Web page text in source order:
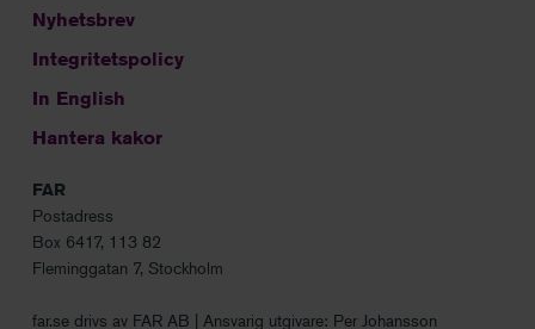
Nyhetsbrev
Integritetspolicy
In English
Hantera kakor
FAR
Postadress
Box 6417, 113 82
Fleminggatan 7, Stockholm
far.se drivs av FAR AB | Ansvarig utgivare: Per Johansson